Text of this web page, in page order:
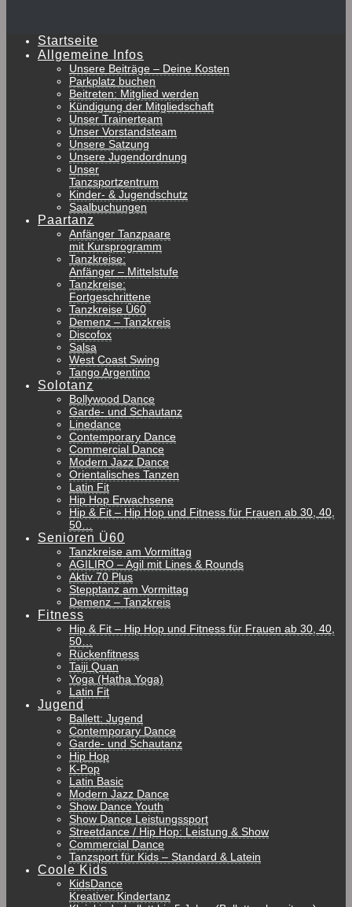
Startseite
Allgemeine Infos
Unsere Beiträge – Deine Kosten
Parkplatz buchen
Beitreten: Mitglied werden
Kündigung der Mitgliedschaft
Unser Trainerteam
Unser Vorstandsteam
Unsere Satzung
Unsere Jugendordnung
Unser
Tanzsportzentrum
Kinder- & Jugendschutz
Saalbuchungen
Paartanz
Anfänger Tanzpaare
mit Kursprogramm
Tanzkreise:
Anfänger – Mittelstufe
Tanzkreise:
Fortgeschrittene
Tanzkreise Ü60
Demenz – Tanzkreis
Discofox
Salsa
West Coast Swing
Tango Argentino
Solotanz
Bollywood Dance
Garde- und Schautanz
Linedance
Contemporary Dance
Commercial Dance
Modern Jazz Dance
Orientalisches Tanzen
Latin Fit
Hip Hop Erwachsene
Hip & Fit – Hip Hop und Fitness für Frauen ab 30, 40,
50…
Senioren Ü60
Tanzkreise am Vormittag
AGILIRO – Agil mit Lines & Rounds
Aktiv 70 Plus
Stepptanz am Vormittag
Demenz – Tanzkreis
Fitness
Hip & Fit – Hip Hop und Fitness für Frauen ab 30, 40,
50…
Rückenfitness
Taiji Quan
Yoga (Hatha Yoga)
Latin Fit
Jugend
Ballett: Jugend
Contemporary Dance
Garde- und Schautanz
Hip Hop
K-Pop
Latin Basic
Modern Jazz Dance
Show Dance Youth
Show Dance Leistungssport
Streetdance / Hip Hop: Leistung & Show
Commercial Dance
Tanzsport für Kids – Standard & Latein
Coole Kids
KidsDance
Kreativer Kindertanz